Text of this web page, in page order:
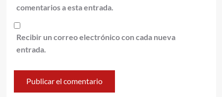
comentarios a esta entrada.
Recibir un correo electrónico con cada nueva
entrada.